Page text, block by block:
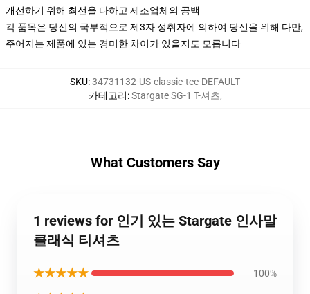
개선하기 위해 최선을 다하고 제조업체의 공백
각 품목은 당신의 국부적으로 제3자 성취자에 의하여 당신을 위해 다만,
주어지는 제품에 있는 경미한 차이가 있을지도 모릅니다
SKU:34731132-US-classic-tee-DEFAULT
카테고리:Stargate SG-1 T-셔츠,
What Customers Say
1 reviews for 인기 있는 Stargate 인사말
클래식 티셔츠
★★★★★ 100%